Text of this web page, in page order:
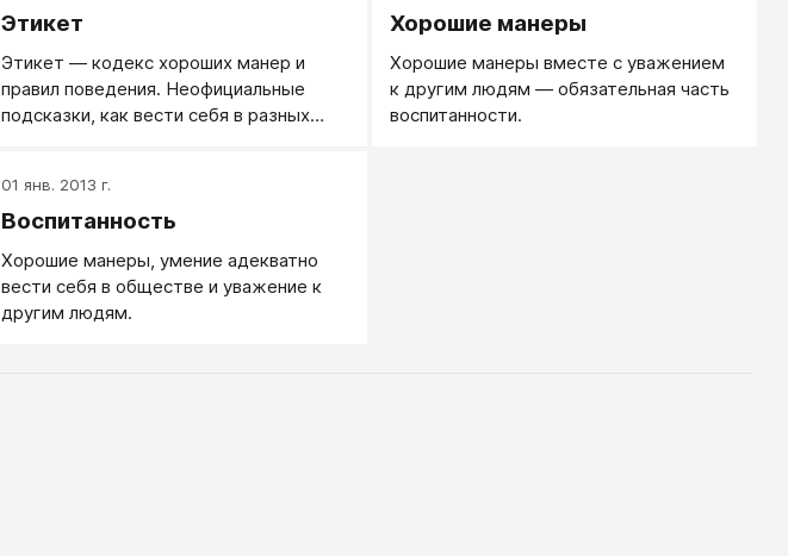
Этикет
Этикет — кодекс хороших манер и
правил поведения. Неофициальные
подсказки, как вести себя в разных
приятным и воспитанным человеком.
Хорошие манеры
Хорошие манеры вместе с уважением
к другим людям ― обязательная часть
воспитанности.
01 янв. 2013 г.
Воспитанность
Хорошие манеры, умение адекватно
вести себя в обществе и уважение к
другим людям.